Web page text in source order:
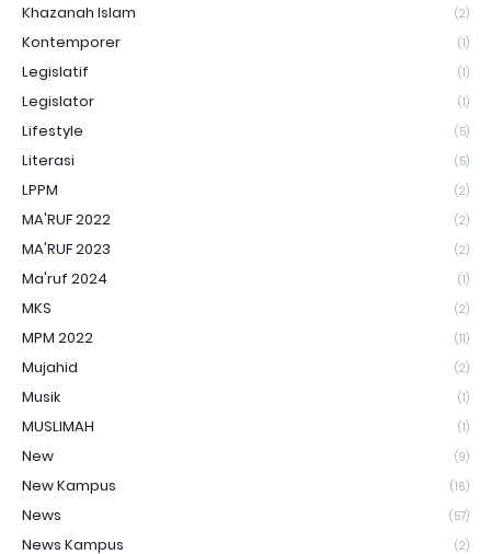
Khazanah Islam (2)
Kontemporer (1)
Legislatif (1)
Legislator (1)
Lifestyle (5)
Literasi (5)
LPPM (2)
MA'RUF 2022 (2)
MA'RUF 2023 (2)
Ma'ruf 2024 (1)
MKS (2)
MPM 2022 (11)
Mujahid (2)
Musik (1)
MUSLIMAH (1)
New (9)
New Kampus (16)
News (57)
News Kampus (2)